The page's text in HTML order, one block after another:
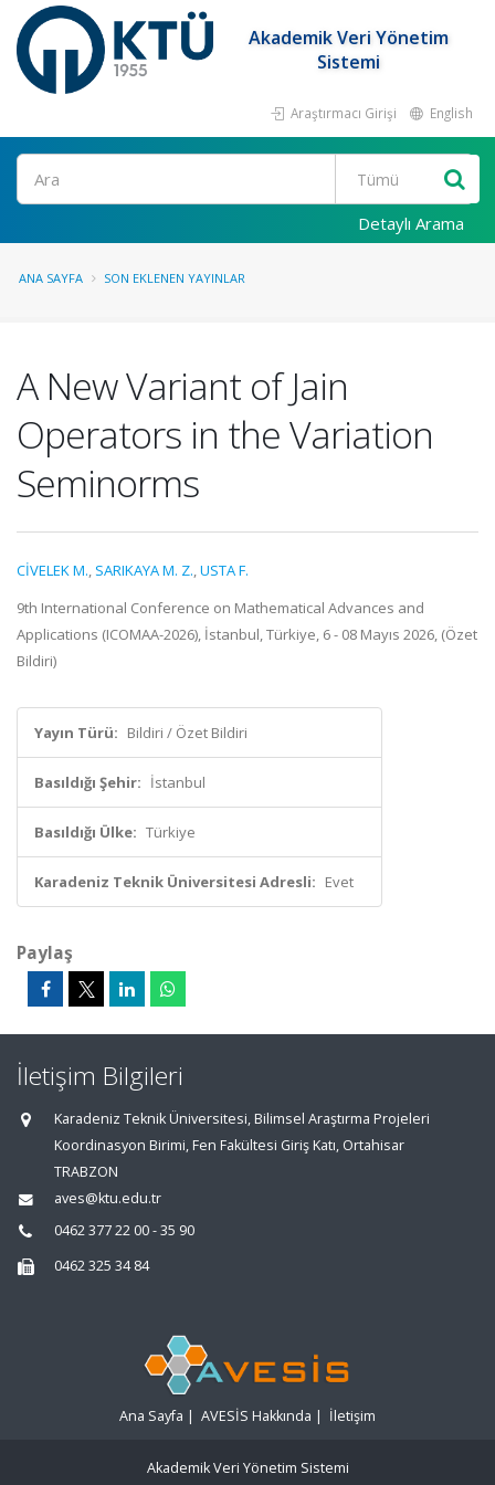
Akademik Veri Yönetim
Sistemi
Araştırmacı Girişi English
Ara
Detaylı Arama
ANA SAYFA SON EKLENEN YAYINLAR
A New Variant of Jain
Operators in the Variation
Seminorms
CİVELEK M., SARIKAYA M. Z.,USTA F.
9th International Conference on Mathematical Advances and
Applications (ICOMAA-2026), İstanbul, Türkiye, 6 - 08 Mayıs 2026, (Özet
Bildiri)
Yayın Türü: Bildiri / Özet Bildiri
Basıldığı Şehir: İstanbul
Basıldığı Ülke: Türkiye
Karadeniz Teknik Üniversitesi Adresli: Evet
Paylaş
İletişim Bilgileri
Karadeniz Teknik Üniversitesi, Bilimsel Araştırma Projeleri
Koordinasyon Birimi, Fen Fakültesi Giriş Katı, Ortahisar
TRABZON
aves@ktu.edu.tr
0462 377 22 00 - 35 90
0462 325 34 84
Ana Sayfa | AVESİS Hakkında | İletişim
Akademik Veri Yönetim Sistemi